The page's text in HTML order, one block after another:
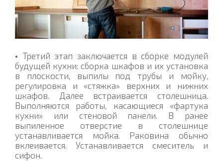
• Третий этап заключается в сборке модулей
будущей кухни: сборка шкафов и их установка
в плоскости, выпилы под трубы и мойку,
регулировка и «стяжка» верхних и нижних
шкафов. Далее встраивается столешница.
Выполняются работы, касающиеся «фартука
кухни» или стеновой панели. В ранее
выпиленное отверстие в столешнице
устанавливается мойка. Раковина обычно
вклеивается. Устанавливается смеситель и
сифон.